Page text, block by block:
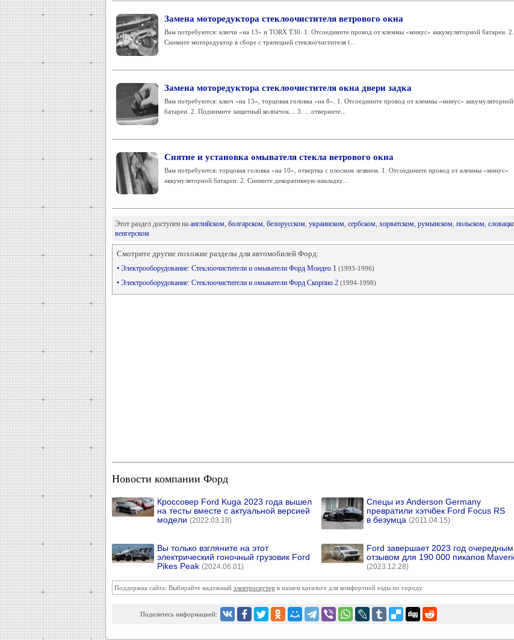
Замена моторедуктора стеклоочистителя ветрового окна
Вам потребуются: ключи «на 13» и TORX Т30. 1. Отсоедините провод от клеммы «минус» аккумуляторной батареи. 2.
Снимите моторедуктор в сборе с трапецией стеклоочистителя (...
Замена моторедуктора стеклоочистителя окна двери задка
Вам потребуются: ключ «на 13», торцовая головка «на 8». 1. Отсоедините провод от клеммы «минус» аккумуляторной
батареи. 2. Поднимите защитный колпачок… 3. …отверните...
Снятие и установка омывателя стекла ветрового окна
Вам потребуются: торцовая головка «на 10», отвертка с плоским лезвием. 1. Отсоедините провод от клеммы «минус»
аккумуляторной батареи. 2. Снимите декоративную накладку...
Этот раздел доступен на английском, болгарском, белорусском, украинском, сербском, хорватском, румынском, польском,
венгерском
Смотрите другие похожие разделы для автомобилей Форд:
• Электрооборудование: Стеклоочистители и омыватели Форд Мондео 1 (1993-1996)
• Электрооборудование: Стеклоочистители и омыватели Форд Скорпио 2 (1994-1998)
Новости компании Форд
Кроссовер Ford Kuga 2023 года вышел
на тесты вместе с актуальной версией
модели (2022.03.18)
Спецы из Anderson Germany
превратили хэтчбек Ford Focus RS
в безумца (2011.04.15)
Вы только взгляните на этот
электрический гоночный грузовик Ford
Pikes Peak (2024.06.01)
Ford завершает 2023 год очередным
отзывом для 190 000 пикапов
(2023.12.28)
Поддержка сайта: Выбирайте надежный электроскутер в нашем каталоге для комфортной езды по городу.
Поделитесь информацией: